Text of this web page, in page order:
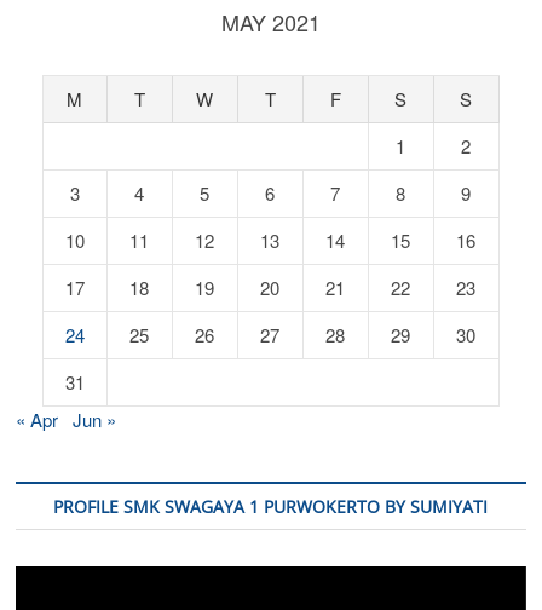
MAY 2021
M T W T F S
S
1
2
3
4 5 6 7 8
9
10
11 12 13 14 15
16
17
18 19 20 21 22
23
24
25 26 27 28 29
30
31
« Apr Jun »
PROFILE SMK SWAGAYA 1 PURWOKERTO BY SUMIYATI